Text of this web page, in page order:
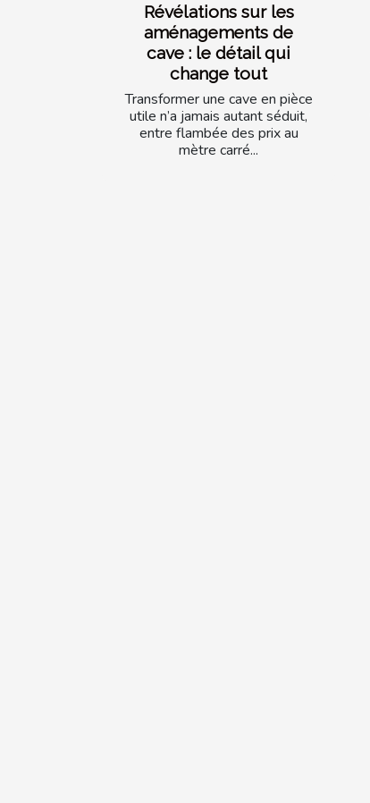
Révélations sur les
aménagements de
cave : le détail qui
change tout
Transformer une cave en pièce
utile n’a jamais autant séduit,
entre flambée des prix au
mètre carré...